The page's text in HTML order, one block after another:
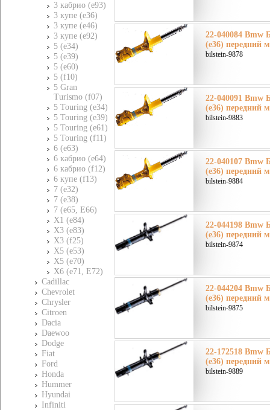
3 кабрио (e93)
3 купе (e36)
3 купе (e46)
3 купе (e92)
5 (e34)
5 (e39)
5 (e60)
5 (f10)
5 Gran
Turismo (f07)
5 Touring (e34)
5 Touring (e39)
5 Touring (e61)
5 Touring (f11)
6 (e63)
6 кабрио (e64)
6 кабрио (f12)
6 купе (f13)
7 (e32)
7 (e38)
7 (e65, E66)
X1 (e84)
X3 (e83)
X3 (f25)
X5 (e53)
X5 (e70)
X6 (e71, E72)
Cadillac
Chevrolet
Chrysler
Citroen
Dacia
Daewoo
Dodge
Fiat
Ford
Honda
Hummer
Hyundai
Infiniti
22-040084 Bmw
(e36) передний
bilstein-9878
22-040091 Bmw
(e36) передний
bilstein-9883
22-040107 Bmw
(e36) передний
bilstein-9884
22-044198 Bmw
(e36) передний
bilstein-9874
22-044204 Bmw
(e36) передний
bilstein-9875
22-172518 Bmw
(e36) передний
bilstein-9889